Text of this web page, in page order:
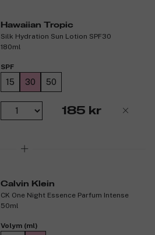
Hawaiian Tropic
Silk Hydration Sun Lotion SPF30
180ml
SPF
15 30 50
185 kr
Calvin Klein
CK One Night Essence Parfum Intense
50ml
Volym (ml)